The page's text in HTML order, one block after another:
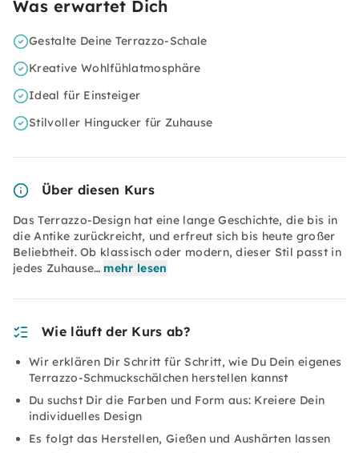
Was erwartet Dich
Gestalte Deine Terrazzo-Schale
Kreative Wohlfühlatmosphäre
Ideal für Einsteiger
Stilvoller Hingucker für Zuhause
Über diesen Kurs
Das Terrazzo-Design hat eine lange Geschichte, die bis in
die Antike zurückreicht, und erfreut sich bis heute großer
Beliebtheit. Ob klassisch oder modern, dieser Stil passt in
jedes Zuhause… mehr lesen
Wie läuft der Kurs ab?
Wir erklären Dir Schritt für Schritt, wie Du Dein eigenes
Terrazzo-Schmuckschälchen herstellen kannst
Du suchst Dir die Farben und Form aus: Kreiere Dein
individuelles Design
Es folgt das Herstellen, Gießen und Aushärten lassen